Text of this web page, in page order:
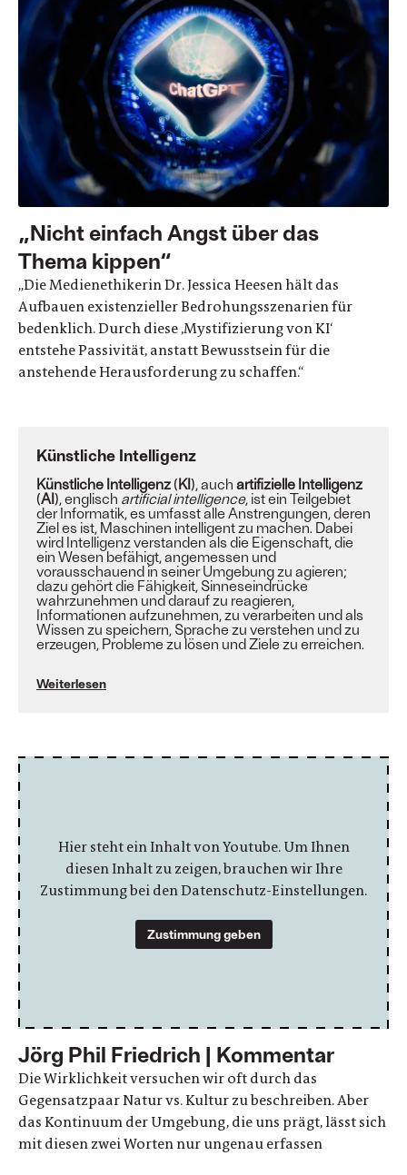
„Nicht einfach Angst über das
Thema kippen“
„Die Medienethikerin Dr. Jessica Heesen hält das
Aufbauen existenzieller Bedrohungsszenarien für
bedenklich. Durch diese ,Mystifizierung von KI‘
entstehe Passivität, anstatt Bewusstsein für die
anstehende Herausforderung zu schaffen.“
Künstliche Intelligenz
Künstliche Intelligenz (KI), auch artifizielle Intelligenz
(AI),englisch artificial intelligence, ist ein Teilgebiet
derInformatik, es umfasst alle Anstrengungen, deren
Ziel es ist, Maschinen intelligent zu machen. Dabei
wird Intelligenz verstanden als die Eigenschaft, die
ein Wesen befähigt, angemessen und
vorausschauend in seiner Umgebung zu agieren;
dazu gehört die Fähigkeit, Sinneseindrücke
wahrzunehmen und darauf zu reagieren,
Informationen aufzunehmen, zu verarbeiten und als
Wissen zu speichern, Sprache zu verstehen und zu
erzeugen, Probleme zu lösen und Ziele zu erreichen.
Weiterlesen
Hier steht ein Inhalt von Youtube. Um Ihnen
diesen Inhalt zu zeigen, brauchen wir Ihre
Zustimmung bei den Datenschutz-Einstellungen.
Zustimmung geben
Jörg Phil Friedrich | Kommentar
Die Wirklichkeit versuchen wir oft durch das
Gegensatzpaar Natur vs. Kultur zu beschreiben. Aber
das Kontinuum der Umgebung, die uns prägt, lässt sich
mit diesen zwei Worten nur ungenau erfassen